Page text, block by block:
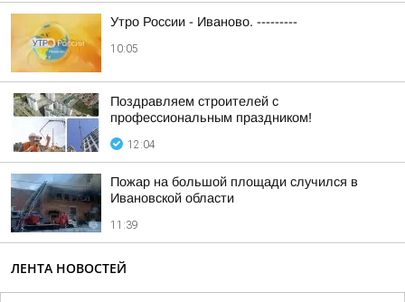
Утро России - Иваново. ---------
10:05
Поздравляем строителей с
профессиональным праздником!
12:04
Пожар на большой площади случился в
Ивановской области
11:39
ЛЕНТА НОВОСТЕЙ